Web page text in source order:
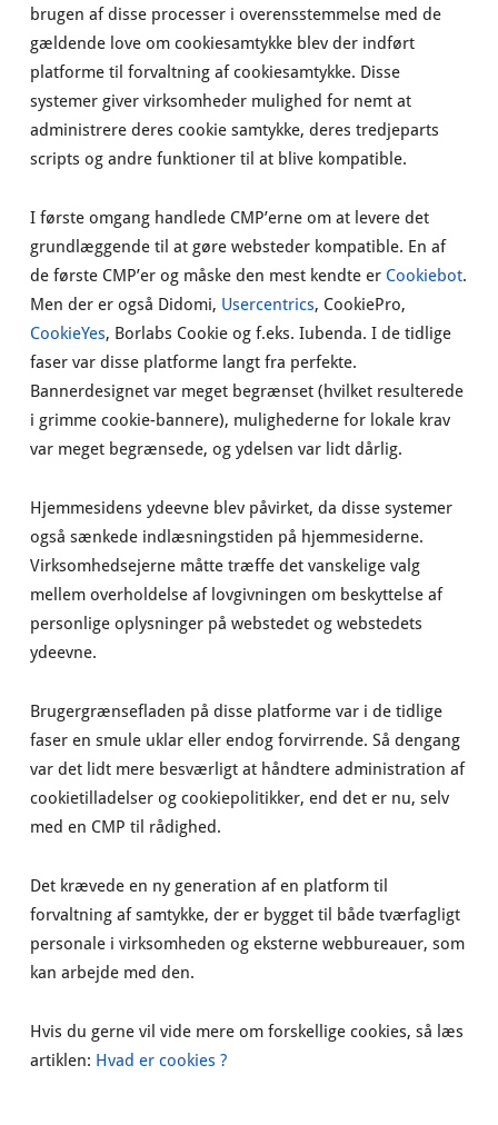
brugen af disse processer i overensstemmelse med de
gældende love om cookiesamtykke blev der indført
platforme til forvaltning af cookiesamtykke. Disse
systemer giver virksomheder mulighed for nemt at
administrere deres cookie samtykke, deres tredjeparts
scripts og andre funktioner til at blive kompatible.
I første omgang handlede CMP’erne om at levere det
grundlæggende til at gøre websteder kompatible. En af
de første CMP’er og måske den mest kendte er Cookiebot.
Men der er også Didomi, Usercentrics, CookiePro,
CookieYes, Borlabs Cookie og f.eks. Iubenda. I de tidlige
faser var disse platforme langt fra perfekte.
Bannerdesignet var meget begrænset (hvilket resulterede
i grimme cookie-bannere), mulighederne for lokale krav
var meget begrænsede, og ydelsen var lidt dårlig.
Hjemmesidens ydeevne blev påvirket, da disse systemer
også sænkede indlæsningstiden på hjemmesiderne.
Virksomhedsejerne måtte træffe det vanskelige valg
mellem overholdelse af lovgivningen om beskyttelse af
personlige oplysninger på webstedet og webstedets
ydeevne.
Brugergrænsefladen på disse platforme var i de tidlige
faser en smule uklar eller endog forvirrende. Så dengang
var det lidt mere besværligt at håndtere administration af
cookietilladelser og cookiepolitikker, end det er nu, selv
med en CMP til rådighed.
Det krævede en ny generation af en platform til
forvaltning af samtykke, der er bygget til både tværfagligt
personale i virksomheden og eksterne webbureauer, som
kan arbejde med den.
Hvis du gerne vil vide mere om forskellige cookies, så læs
artiklen: Hvad er cookies ?